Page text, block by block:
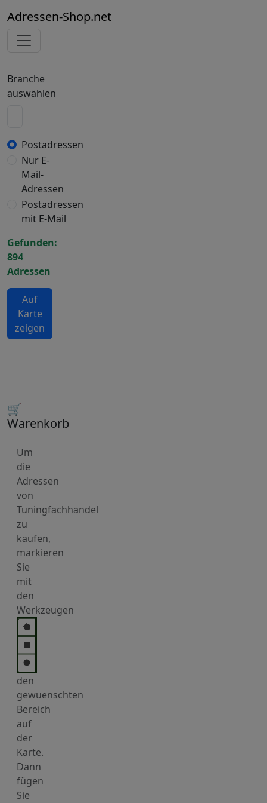
Adressen-Shop.net
Branche
auswählen
Postadressen
Nur E-
Mail-
Adressen
Postadressen
mit E-Mail
Gefunden:
894
Adressen
Auf
Karte
zeigen
🛒
Warenkorb
Um
die
Adressen
von
Tuningfachhandel
zu
kaufen,
markieren
Sie
mit
den
Werkzeugen
den
gewuenschten
Bereich
auf
der
Karte.
Dann
fügen
Sie